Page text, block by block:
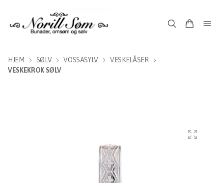
HJEM SØLV VOSSASYLV
VESKELÅSER
VESKEKROK SØLV